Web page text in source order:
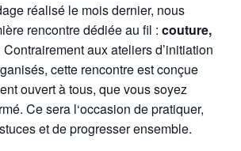
réalisé le mois dernier, nous
rencontre dédiée au fil : couture,
Contrairement aux ateliers d’initiation
cette rencontre est conçue
ouvert à tous, que vous soyez
Ce sera l‘occasion de pratiquer,
et de progresser ensemble.